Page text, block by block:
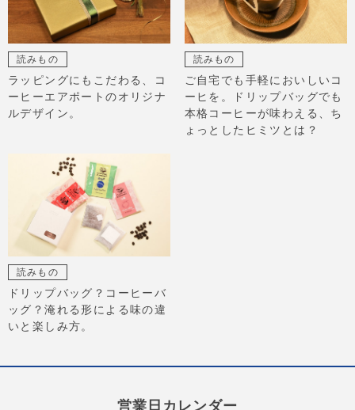
読みもの
ラッピングにもこだわる、コ
ーヒーエアポートのオリジナ
ルデザイン。
読みもの
ご自宅でも手軽においしいコ
ーヒを。ドリップバッグでも
本格コーヒーが味わえる、ち
ょっとしたヒミツとは？
読みもの
ドリップバッグ？コーヒーバ
ッグ？淹れる形による味の違
いと楽しみ方。
営業日カレンダー